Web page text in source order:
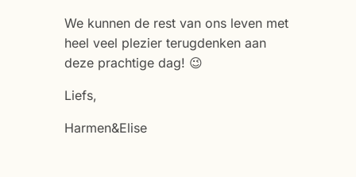
We kunnen de rest van ons leven met
heel veel plezier terugdenken aan
deze prachtige dag! 😉
Liefs,
Harmen&Elise